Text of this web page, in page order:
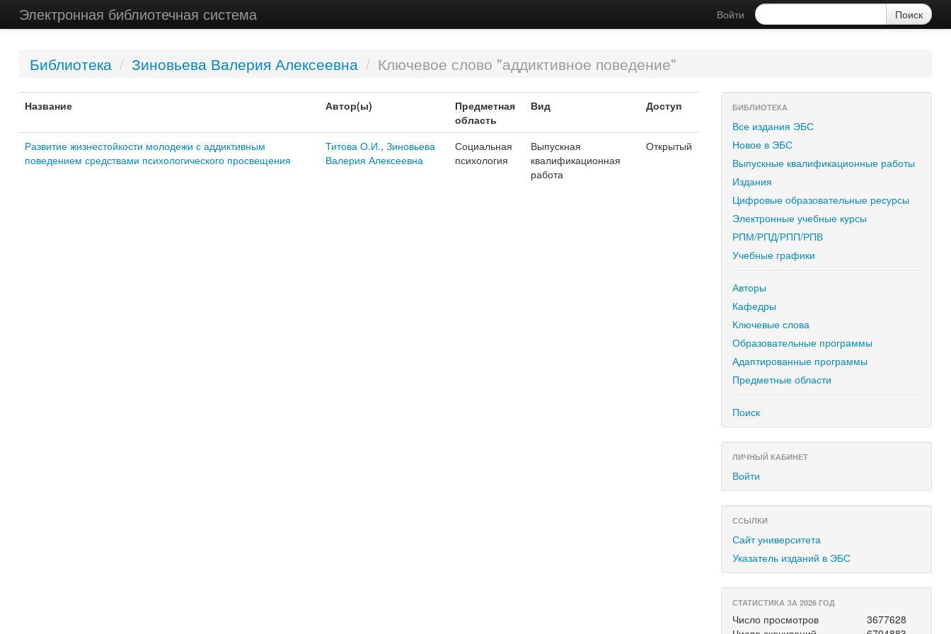
Электронная библиотечная система Войти
Библиотека / Зиновьева Валерия Алексеевна / Ключевое слово "аддиктивное поведение"
Название Автор(ы)
Предметная
область
Вид Доступ
Развитие жизнестойкости молодежи с аддиктивным
поведением средствами психологического просвещения
Титова О.И., Зиновьева
Валерия Алексеевна
Социальная
психология
Выпускная
квалификационная
работа
Открытый
БИБЛИОТЕКА
Все издания ЭБС
Новое в ЭБС
Выпускные квалификационные работы
Издания
Цифровые образовательные ресурсы
Электронные учебные курсы
РПМ/РПД/РПП/РПВ
Учебные графики
Авторы
Кафедры
Ключевые слова
Образовательные программы
Адаптированные программы
Предметные области
Поиск
ЛИЧНЫЙ КАБИНЕТ
Войти
ССЫЛКИ
Сайт университета
Указатель изданий в ЭБС
СТАТИСТИКА ЗА 2026 ГОД
Число просмотров
3677628